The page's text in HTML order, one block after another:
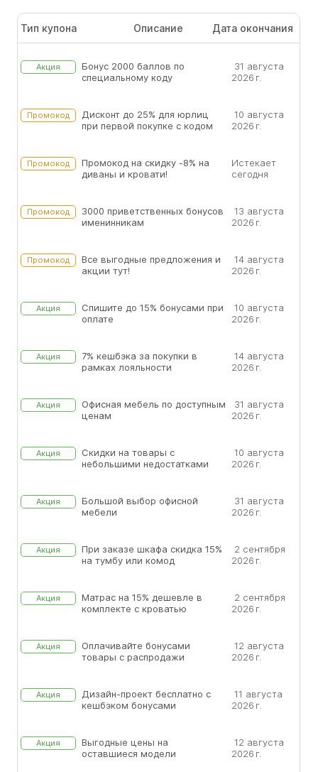
Тип купона Описание Дата окончания
Акция
Бонус 2000 баллов по
специальному коду
31 августа
2026 г.
Промокод
Дисконт до 25% для юрлиц
при первой покупке с кодом
10 августа
2026 г.
Промокод
Промокод на скидку -8% на
диваны и кровати!
Истекает
сегодня
Промокод
3000 приветственных бонусов
именинникам
13 августа
2026 г.
Промокод
Все выгодные предложения и
акции тут!
14 августа
2026 г.
Акция
Спишите до 15% бонусами при
оплате
10 августа
2026 г.
Акция
7% кешбэка за покупки в
рамках лояльности
14 августа
2026 г.
Акция
Офисная мебель по доступным
ценам
31 августа
2026 г.
Акция
Скидки на товары с
небольшими недостатками
10 августа
2026 г.
Акция
Большой выбор офисной
мебели
31 августа
2026 г.
Акция
При заказе шкафа скидка 15%
на тумбу или комод
2 сентября
2026 г.
Акция
Матрас на 15% дешевле в
комплекте с кроватью
2 сентября
2026 г.
Акция
Оплачивайте бонусами
товары с распродажи
12 августа
2026 г.
Акция
Дизайн-проект бесплатно с
кешбэком бонусами
11 августа
2026 г.
Акция
Выгодные цены на
оставшиеся модели
12 августа
2026 г.